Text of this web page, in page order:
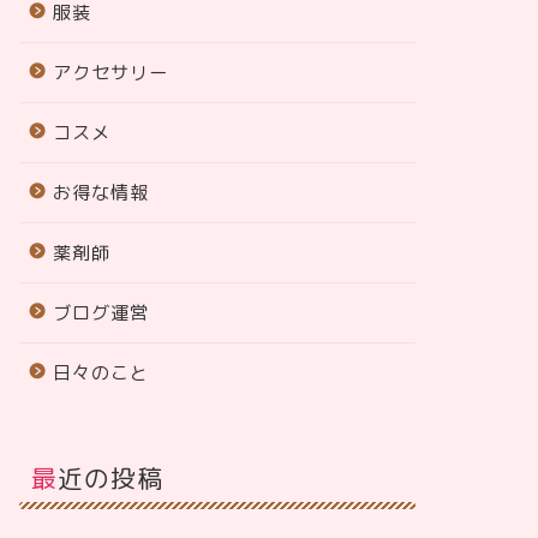
服装
アクセサリー
コスメ
お得な情報
薬剤師
ブログ運営
日々のこと
最近の投稿